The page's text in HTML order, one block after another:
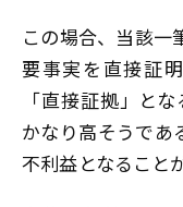
この場合、当該一
要事実を直接証
「直接証拠」と
かなり高そうであ
不利益となること